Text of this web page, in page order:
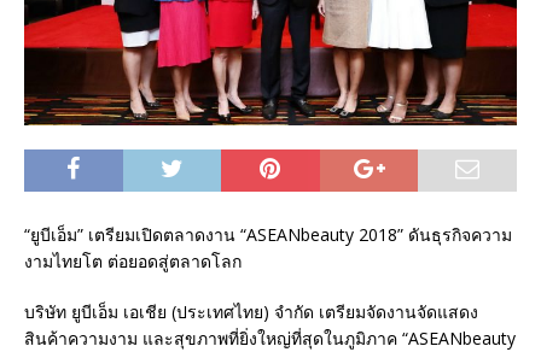
“ยูบีเอ็ม” เตรียมเปิดตลาดงาน “ASEANbeauty 2018” ดันธุรกิจความ
งามไทยโต ต่อยอดสู่ตลาดโลก
บริษัท ยูบีเอ็ม เอเชีย (ประเทศไทย) จำกัด เตรียมจัดงานจัดแสดง
สินค้าความงาม และสุขภาพที่ยิ่งใหญ่ที่สุดในภูมิภาค “ASEANbeauty